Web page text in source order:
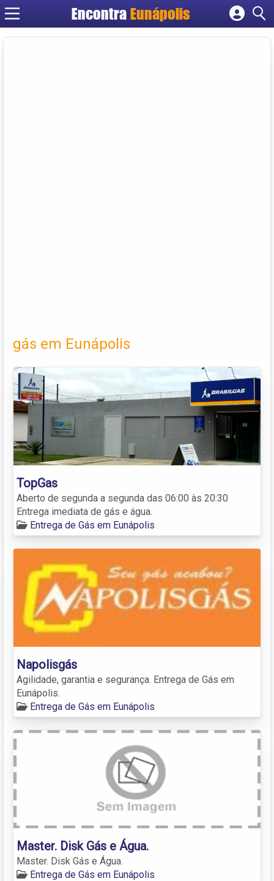
EncontraEunápolis
Cadastrar empresa
gás em Eunápolis
TopGas
Aberto de segunda a segunda das 06:00 às 20:30
Entrega imediata de gás e água.
Entrega de Gás em Eunápolis
Napolisgás
Agilidade, garantia e segurança. Entrega de Gás em
Eunápolis.
Entrega de Gás em Eunápolis
Master. Disk Gás e Água.
Master. Disk Gás e Água.
Entrega de Gás em Eunápolis